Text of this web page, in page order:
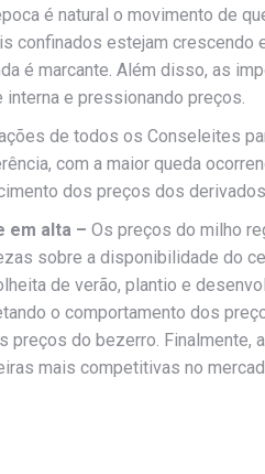
é natural o movimento de
confinados estejam crescendo
é marcante. Além disso, as
e pressionando preços.
de todos os Conseleites
com a maior queda
dos preços dos
em alta – Os preços do milho
sobre a disponibilidade do
de verão, plantio e
o comportamento dos
preços do bezerro. Finalmente,
mais competitivas no